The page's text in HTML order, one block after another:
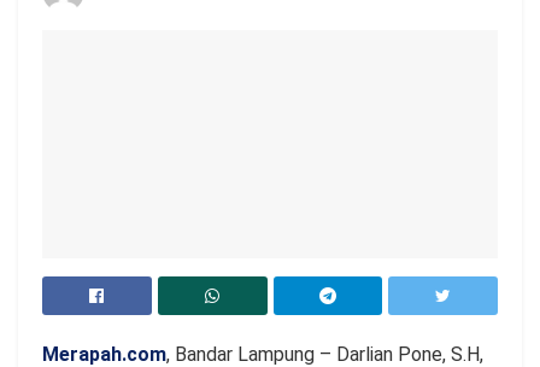
Merapah.com, Bandar Lampung – Darlian Pone, S.H,